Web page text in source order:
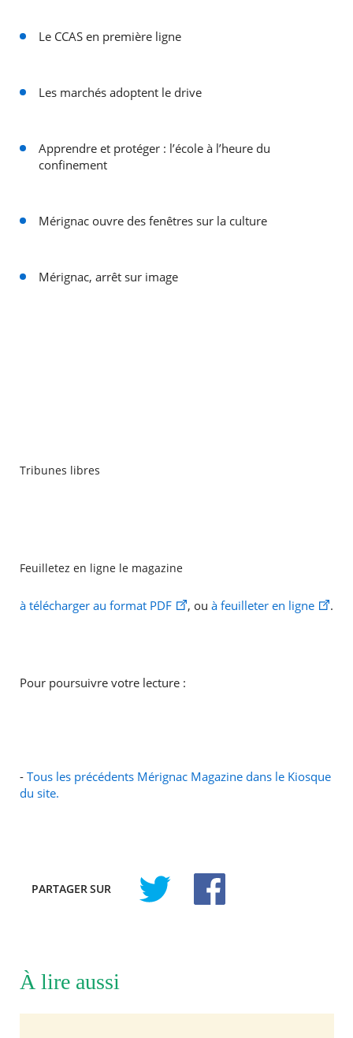
Le CCAS en première ligne
Les marchés adoptent le drive
Apprendre et protéger : l’école à l’heure du
confinement
Mérignac ouvre des fenêtres sur la culture
Mérignac, arrêt sur image
Tribunes libres
Feuilletez en ligne le magazine
à télécharger au format PDF , ou à feuilleter en ligne .
Pour poursuivre votre lecture :
-Tous les précédents Mérignac Magazine dans le Kiosque
du site.
PARTAGERSUR
À lire aussi